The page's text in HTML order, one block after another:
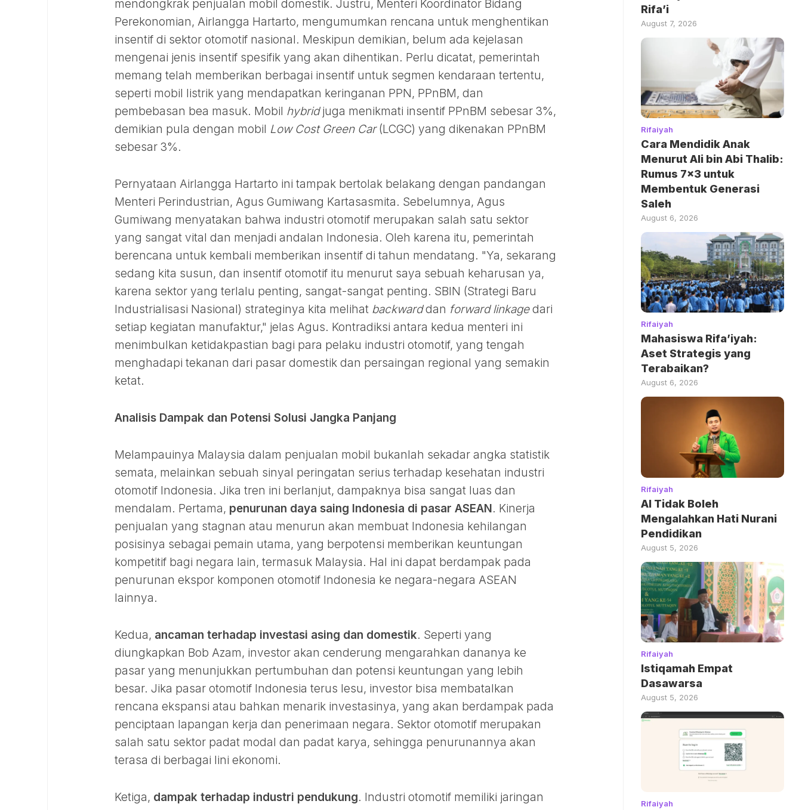
mendongkrak penjualan mobil domestik. Justru, Menteri Koordinator Bidang
Perekonomian, Airlangga Hartarto, mengumumkan rencana untuk menghentikan
insentif di sektor otomotif nasional. Meskipun demikian, belum ada kejelasan
mengenai jenis insentif spesifik yang akan dihentikan. Perlu dicatat, pemerintah
memang telah memberikan berbagai insentif untuk segmen kendaraan tertentu,
seperti mobil listrik yang mendapatkan keringanan PPN, PPnBM, dan
pembebasan bea masuk. Mobil hybridjuga menikmati insentif PPnBM sebesar 3%,
demikian pula dengan mobil Low Cost Green Car(LCGC) yang dikenakan PPnBM
sebesar 3%.
Pernyataan Airlangga Hartarto ini tampak bertolak belakang dengan pandangan
Menteri Perindustrian, Agus Gumiwang Kartasasmita. Sebelumnya, Agus
Gumiwang menyatakan bahwa industri otomotif merupakan salah satu sektor
yang sangat vital dan menjadi andalan Indonesia. Oleh karena itu, pemerintah
berencana untuk kembali memberikan insentif di tahun mendatang. "Ya, sekarang
sedang kita susun, dan insentif otomotif itu menurut saya sebuah keharusan ya,
karena sektor yang terlalu penting, sangat-sangat penting. SBIN (Strategi Baru
Industrialisasi Nasional) strateginya kita melihat backwarddan forward linkagedari
setiap kegiatan manufaktur," jelas Agus. Kontradiksi antara kedua menteri ini
menimbulkan ketidakpastian bagi para pelaku industri otomotif, yang tengah
menghadapi tekanan dari pasar domestik dan persaingan regional yang semakin
ketat.
Analisis Dampak dan Potensi Solusi Jangka Panjang
Melampauinya Malaysia dalam penjualan mobil bukanlah sekadar angka statistik
semata, melainkan sebuah sinyal peringatan serius terhadap kesehatan industri
otomotif Indonesia. Jika tren ini berlanjut, dampaknya bisa sangat luas dan
mendalam. Pertama, penurunan daya saing Indonesia di pasar ASEAN. Kinerja
penjualan yang stagnan atau menurun akan membuat Indonesia kehilangan
posisinya sebagai pemain utama, yang berpotensi memberikan keuntungan
kompetitif bagi negara lain, termasuk Malaysia. Hal ini dapat berdampak pada
penurunan ekspor komponen otomotif Indonesia ke negara-negara ASEAN
lainnya.
Kedua, ancaman terhadap investasi asing dan domestik. Seperti yang
diungkapkan Bob Azam, investor akan cenderung mengarahkan dananya ke
pasar yang menunjukkan pertumbuhan dan potensi keuntungan yang lebih
besar. Jika pasar otomotif Indonesia terus lesu, investor bisa membatalkan
rencana ekspansi atau bahkan menarik investasinya, yang akan berdampak pada
penciptaan lapangan kerja dan penerimaan negara. Sektor otomotif merupakan
salah satu sektor padat modal dan padat karya, sehingga penurunannya akan
terasa di berbagai lini ekonomi.
Ketiga, dampak terhadap industri pendukung. Industri otomotif memiliki jaringan
Rifa’i
August 7, 2026
Rifaiyah
Cara Mendidik Anak
Menurut Ali bin Abi Thalib:
Rumus 7×3 untuk
Membentuk Generasi
Saleh
August 6, 2026
Rifaiyah
Mahasiswa Rifa’iyah:
Aset Strategis yang
Terabaikan?
August 6, 2026
Rifaiyah
AI Tidak Boleh
Mengalahkan Hati Nurani
Pendidikan
August 5, 2026
Rifaiyah
Istiqamah Empat
Dasawarsa
August 5, 2026
Rifaiyah